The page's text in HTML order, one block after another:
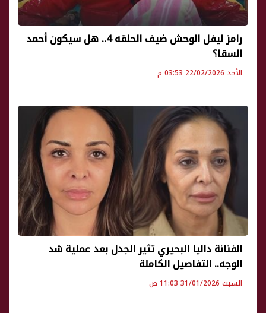
رامز ليفل الوحش ضيف الحلقه 4.. هل سيكون أحمد
السقا؟
الأحد 22/02/2026 03:53 م
الفنانة داليا البحيري تثير الجدل بعد عملية شد
الوجه.. التفاصيل الكاملة
السبت 31/01/2026 11:03 ص